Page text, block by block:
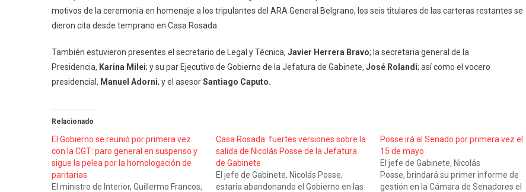
Y
La
De
La
CGT
motivos de la ceremonia en homenaje a los tripulantes del ARA General Belgrano, los seis titulares de las carteras restantes se
dieron cita desde temprano en Casa Rosada.
También estuvieron presentes el secretario de Legal y Técnica, Javier Herrera Bravo; la secretaria general de la
Presidencia, Karina Milei; y su par Ejecutivo de Gobierno de la Jefatura de Gabinete, José Rolandi; así como el vocero
presidencial, Manuel Adorni, y el asesorSantiago Caputo.
Relacionado
El Gobierno se reunió por primera vez
con la CGT: paro general en suspenso y
sigue la pelea por la homologación de
paritarias
El ministro de Interior, Guillermo Francos,
Casa Rosada: fuertes versiones sobre la
salida de Nicolás Posse de la Jefatura
de Gabinete
El jefe de Gabinete, Nicolás Posse,
estaría abandonando el Gobierno en las
Posse irá al Senado por primera vez el
15 de mayo
El jefe de Gabinete, Nicolás
Posse, brindará su primer informe de
gestión en la Cámara de Senadores el